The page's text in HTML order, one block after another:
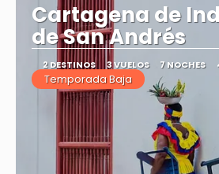
Cartagena de
de San Andrés
2 DESTINOS 3 VUELOS 7 NOCHES
Temporada Baja